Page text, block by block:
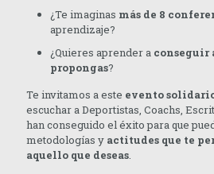
¿Te imaginas más de 8
aprendizaje?
¿Quieres aprender a conseguir
propongas?
Te invitamos a este evento
escuchar a Deportistas, Coachs,
han conseguido el éxito para que
metodologías y actitudes que te
aquello que deseas.